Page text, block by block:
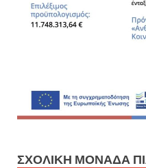
ΣΧΟΛΙΚΉ ΜΟΝΆΔΑ